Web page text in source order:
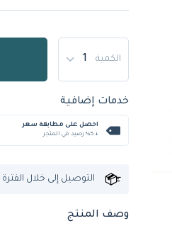
الكمية
خدمات إضافية
احصل على مطابقة سعر
+ %5 رصيد في المتجر
التوصيل إلى خلال الفترة
وصف المنتج